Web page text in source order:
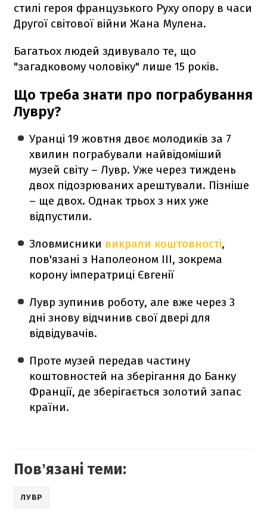
стилі героя французького Руху опору в часи
Другої світової війни Жана Мулена.
Багатьох людей здивувало те, що
"загадковому чоловіку" лише 15 років.
Що треба знати про пограбування
Лувру?
Уранці 19 жовтня двоє молодиків за 7
хвилин пограбували найвідоміший
музей світу – Лувр. Уже через тиждень
двох підозрюваних арештували. Пізніше
– ще двох. Однак трьох з них уже
відпустили.
Зловмисники викрали коштовності,
пов'язані з Наполеоном ІІІ, зокрема
корону імператриці Євгенії
Лувр зупинив роботу, але вже через 3
дні знову відчинив свої двері для
відвідувачів.
Проте музей передав частину
коштовностей на зберігання до Банку
Франції, де зберігається золотий запас
країни.
Повʼязані теми:
ЛУВР